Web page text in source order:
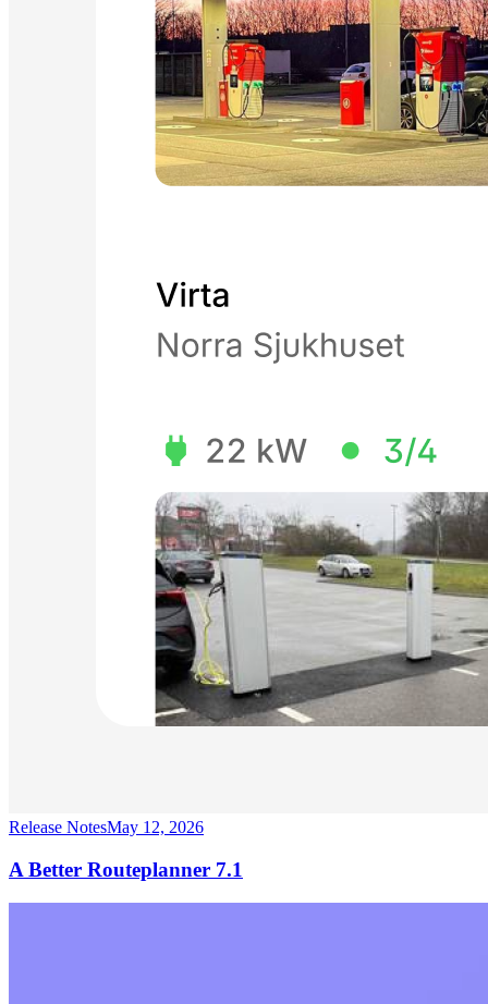
Release NotesMay 12, 2026
A Better Routeplanner 7.1